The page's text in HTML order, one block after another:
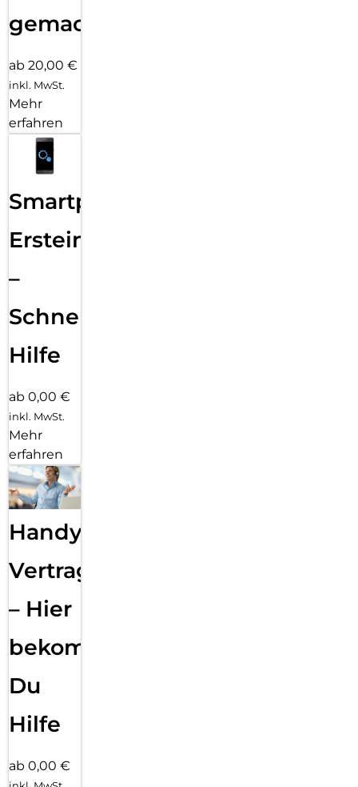
gemacht!
ab 20,00 €
inkl. MwSt.
Mehr
erfahren
Smartphone
Ersteinrichtung
–
Schnelle
Hilfe
ab 0,00 €
inkl. MwSt.
Mehr
erfahren
Handy
Vertragsabwicklung
– Hier
bekommst
Du
Hilfe
ab 0,00 €